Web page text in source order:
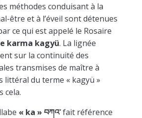
méthodes conduisant à la
être et à l’éveil sont détenues
ce qui est appelé le Rosaire
karma kagyü. La lignée
sur la continuité des
transmises de maître à
littéral du terme « kagyü »
cela.
« ka » བཀའ་fait référence